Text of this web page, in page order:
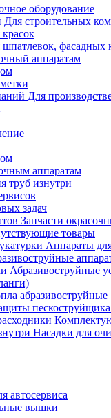
оборудование
Для строительных
фасадных
аппаратам
Для
аппаратам
труб изнутри
задач
Запчасти
товары
Аппараты
Абразивоструйные
абразивоструйные
Насадки для
автосервиса
вышки